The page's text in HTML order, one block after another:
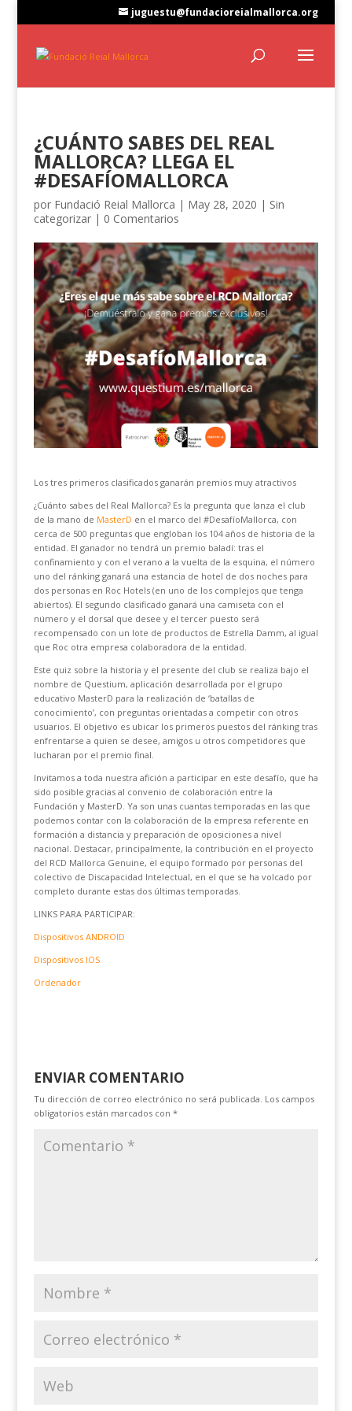
juguestu@fundacioreialmallorca.org
¿CUÁNTO SABES DEL REAL
MALLORCA? LLEGA EL
#DESAFÍOMALLORCA
por Fundació Reial Mallorca | May 28, 2020 | Sin
categorizar| 0 Comentarios
Los tres primeros clasificados ganarán premios muy atractivos
¿Cuánto sabes del Real Mallorca? Es la pregunta que lanza el club
de la mano de MasterD en el marco del #DesafíoMallorca, con
cerca de 500 preguntas que engloban los 104 años de historia de la
entidad. El ganador no tendrá un premio baladí: tras el
confinamiento y con el verano a la vuelta de la esquina, el número
uno del ránking ganará una estancia de hotel de dos noches para
dos personas en Roc Hotels (en uno de los complejos que tenga
abiertos). El segundo clasificado ganará una camiseta con el
número y el dorsal que desee y el tercer puesto será
recompensado con un lote de productos de Estrella Damm, al igual
que Roc otra empresa colaboradora de la entidad.
Este quiz sobre la historia y el presente del club se realiza bajo el
nombre de Questium, aplicación desarrollada por el grupo
educativo MasterD para la realización de ‘batallas de
conocimiento’, con preguntas orientadas a competir con otros
usuarios. El objetivo es ubicar los primeros puestos del ránking tras
enfrentarse a quien se desee, amigos u otros competidores que
lucharan por el premio final.
Invitamos a toda nuestra afición a participar en este desafío, que ha
sido posible gracias al convenio de colaboración entre la
Fundación y MasterD. Ya son unas cuantas temporadas en las que
podemos contar con la colaboración de la empresa referente en
formación a distancia y preparación de oposiciones a nivel
nacional. Destacar, principalmente, la contribución en el proyecto
del RCD Mallorca Genuine, el equipo formado por personas del
colectivo de Discapacidad Intelectual, en el que se ha volcado por
completo durante estas dos últimas temporadas.
LINKS PARA PARTICIPAR:
Dispositivos ANDROID
Dispositivos IOS
Ordenador
ENVIAR COMENTARIO
Tu dirección de correo electrónico no será publicada. Los campos
obligatorios están marcados con *